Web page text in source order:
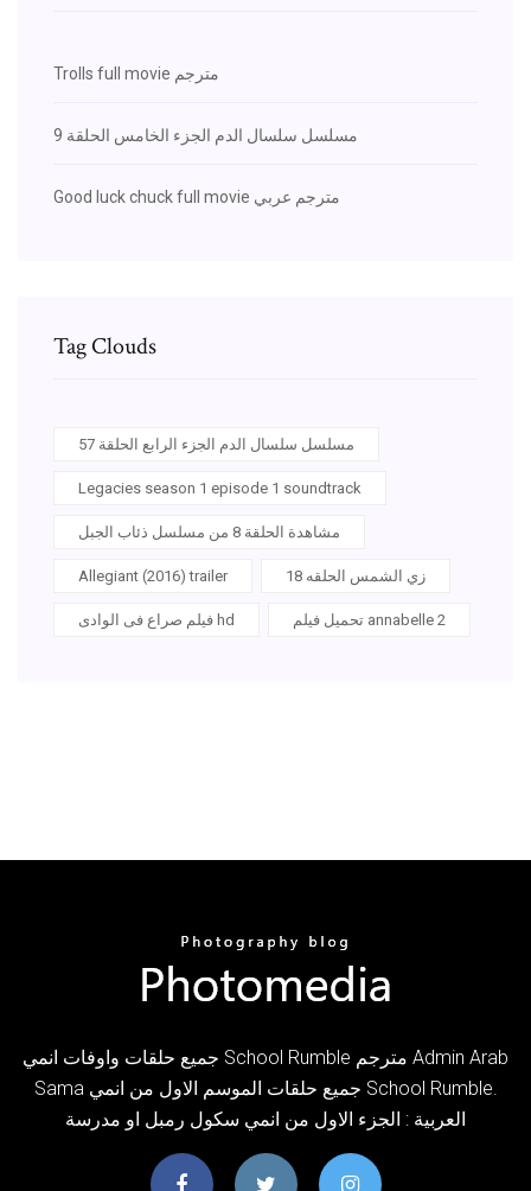
Trolls full movie مترجم
مسلسل سلسال الدم الجزء الخامس الحلقة 9
Good luck chuck full movie مترجم عربي
Tag Clouds
مسلسل سلسال الدم الجزء الرابع الحلقة 57
Legacies season 1 episode 1 soundtrack
مشاهدة الحلقة 8 من مسلسل ذئاب الجبل
Allegiant (2016) trailer زي الشمس الحلقه 18
فيلم صراع فى الوادى hd تحميل فيلم annabelle 2
جميع حلقات واوفات انمي School Rumble مترجم Admin Arab
Sama جميع حلقات الموسم الاول من انمي School Rumble.
العربية : الجزء الاول من انمي سكول رمبل او مدرسة